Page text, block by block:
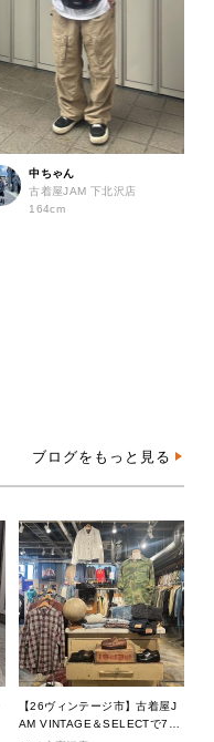
中ちゃん
古着屋JAM 下北沢店
164cm
ブログをもっと見る
【26ヴィンテージ市】古着屋J
AM VINTAGE＆SELECTで7月